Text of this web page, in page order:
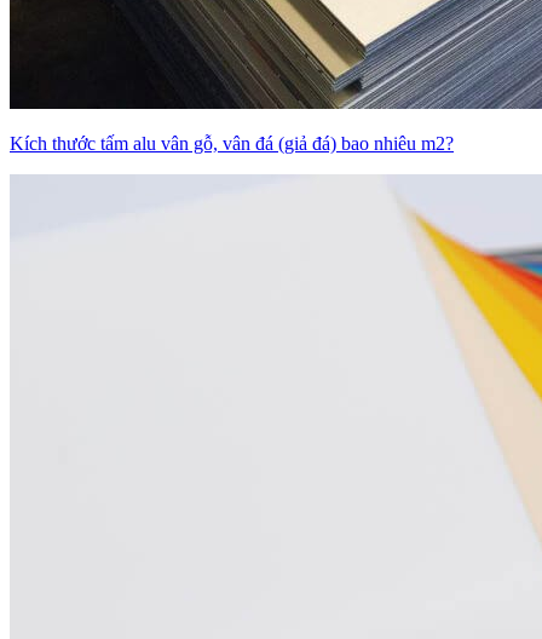
Kích thước tấm alu vân gỗ, vân đá (giả đá) bao nhiêu m2?